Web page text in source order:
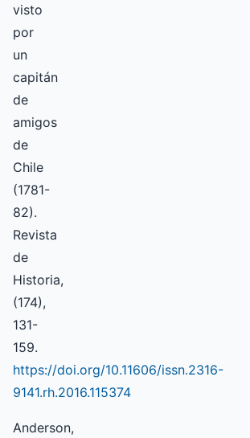
visto
por
un
capitán
de
amigos
de
Chile
(1781-
82).
Revista
de
Historia,
(174),
131-
159.
https://doi.org/10.11606/issn.2316-
9141.rh.2016.115374
Anderson,